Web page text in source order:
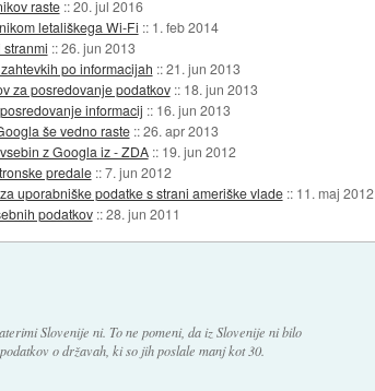
raste ::20. jul 2016
letališkega Wi-Fi :: 1. feb 2014
::26. jun 2013
po informacijah ::21. jun 2013
za posredovanje podatkov :: 18. jun 2013
informacij :: 16. jun 2013
še vedno raste ::26. apr 2013
z Googla iz - ZDA :: 19. jun 2012
predale ::7. jun 2012
uporabniške podatke s strani ameriške vlade :: 11. maj 2012
podatkov ::28. jun 2011
Slovenije ni. To ne pomeni, da iz Slovenije ni bilo
o državah, ki so jih poslale manj kot 30.